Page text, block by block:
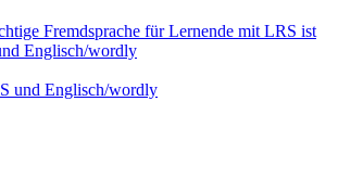
Fremdsprache für Lernende mit LRS ist
Englisch/wordly
und Englisch/wordly